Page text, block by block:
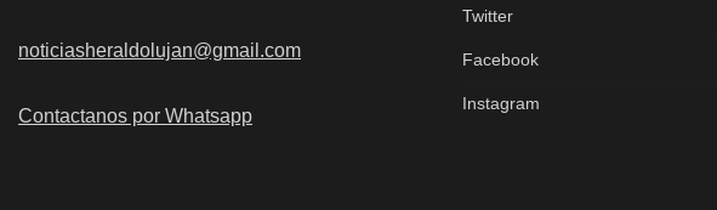
noticiasheraldolujan@gmail.com
Contactanos por Whatsapp
Twitter
Facebook
Instagram